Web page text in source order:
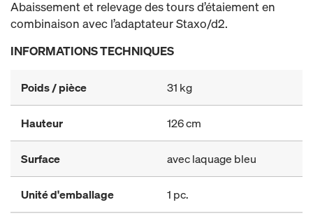
Abaissement et relevage des tours d’étaiement en
combinaison avec l’adaptateur Staxo/d2.
INFORMATIONS TECHNIQUES
Poids / pièce 31 kg
Hauteur 126 cm
Surface avec laquage bleu
Unité d'emballage 1 pc.